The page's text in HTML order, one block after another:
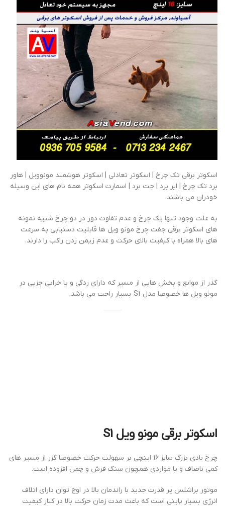
اسکوتر برقی تک چرخ | اسکوتر تعادلی | اسکوتر هوشمند مونوویل | هاور
برد تک چرخ | ایر برد | جت برد | اسمارت اسکوتر همه نام های این وسیله
خودران می باشند.
به علت وجود تنها یک چرخ و عدم تفاوت دور در دو چرخ شبیه نمونه
های اسکوتر برقی جفت چرخ مونو ویل ها قابلیت دستیابی به سرعت
های بالا همراه با کیفیت بالای حرکت و عدم زیمن زدن راکب را دارند.
گذر از موانع و بخش هایی از مسیر که دارای زدگی و یا خرابی جزیی در
مونو ویل ها خصوصا مدل S1 بسیار راحت می باشد.
اسکوتر برقی مونو ویل S1
چرخ بادی بزرگ سایز 16 اینچی بر سهولت حرکت خصوصا گزر از مسیر های
کمی ناصاف و یا مواردی همچون سنگ فرش و چمن افزوده است.
موتور براشلس پر قدرت جدید با راندمان بالا در اوج توان دارای اتلاف
انرژی بسیار پاینی است که باعث مدت زمان حرکت بالا در کنار کیفیت